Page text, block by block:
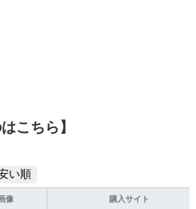
こちら】
い順
像 購入サイト